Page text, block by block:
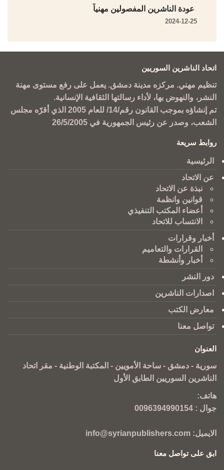
عودة الناشرين المفصولين مهنياً
2024-12-25
اتحاد الناشرين السوريين
تنظيم مهني. مركزه مدينة دمشق. يعمل على رفع مستوى مهنة
النشر، والنهوض بها، لأداء رسالتها الثقافية الإنسانية.
تم إنشاؤه بموجب القانون رقم/14/ للعام 2005 الذي أقرّه مجلس
الشعب، وصدر عن رئيس الجمهورية في 26/5/2005
روابط سريعة
الرئيسية
عن الاتحاد
نبذة عن الاتحاد
قوانين وانظمة
أعضاء المكتب التنفيذي
الانتساب للاتحاد
أخبار وقرارات
القرارات والتعاميم
أخبار وأنشطة
دور النشر
اصدارات الناشرين
معارض الكتب
تواصل معنا
العنوان
سورية - دمشق - ساحة الأمويين - المكتبة الوطنية - مقر اتحاد
الناشرين السوريين الطابق الأول
هاتف:
جوال : 0096394990154
الايميل: info@syrianpublishers.com
ابق على تواصل معنا